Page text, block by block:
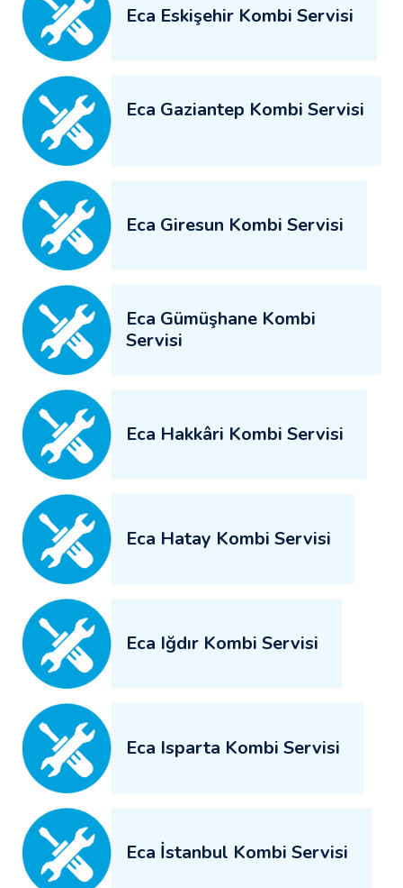
Eca Eskişehir Kombi Servisi
Eca Gaziantep Kombi Servisi
Eca Giresun Kombi Servisi
Eca Gümüşhane Kombi
Servisi
Eca Hakkâri Kombi Servisi
Eca Hatay Kombi Servisi
Eca Iğdır Kombi Servisi
Eca Isparta Kombi Servisi
Eca İstanbul Kombi Servisi